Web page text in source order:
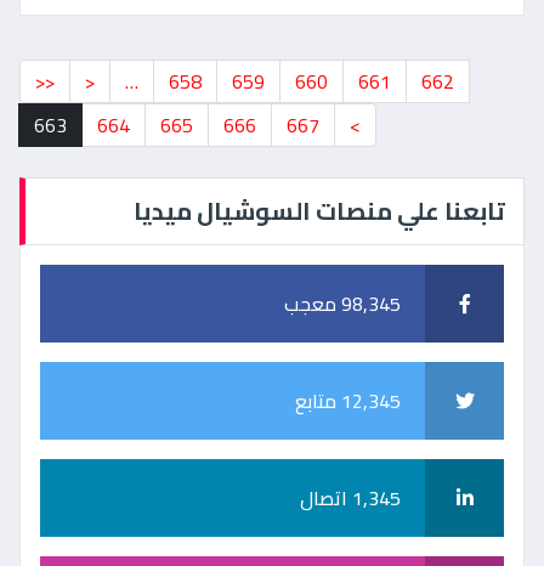
<< < … 658 659 660 661
662
663
664 665 666 667 >
تابعنا علي منصات السوشيال ميديا
98,345 معجب
12,345 متابع
1,345 اتصال